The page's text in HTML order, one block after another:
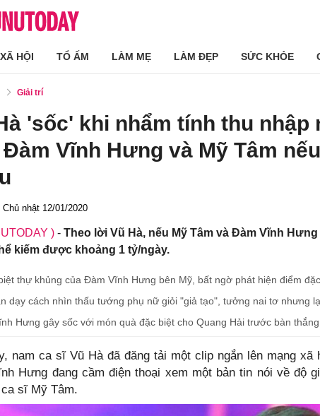
XÃ HỘI TỔ ẤM LÀM MẸ LÀM ĐẸP SỨC KHỎE
Giải trí
'sốc' khi nhẩm tính thu nhập
Vĩnh Hưng và Mỹ Tâm
Chủ nhật 12/01/2020
) - Theo lời Vũ Hà, nếu Mỹ Tâm và Đàm Vĩnh
kiếm được khoảng 1 tỷ/ngày.
thự khủng của Đàm Vĩnh Hưng bên Mỹ, bất ngờ phát hiện điểm
dạy cách nhìn thấu tướng phụ nữ giỏi "giả tạo", tưởng nai tơ nhưng
Hưng gây sốc với món quà đặc biệt cho Quang Hải trước bàn
nam ca sĩ Vũ Hà đã đăng tải một clip ngắn lên mạng xã
Hưng đang cầm điện thoại xem một bản tin nói về độ
sĩ Mỹ Tâm.